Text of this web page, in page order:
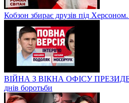
Кобзон збирає друзів під
ВІЙНА З ВІКНА ОФІСУ
днів боротьби